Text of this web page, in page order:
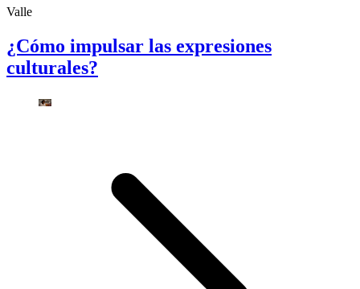
Valle
¿Cómo impulsar las expresiones
culturales?